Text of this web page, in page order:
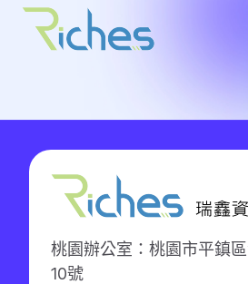
桃園辦公室：桃園市平鎮
10號